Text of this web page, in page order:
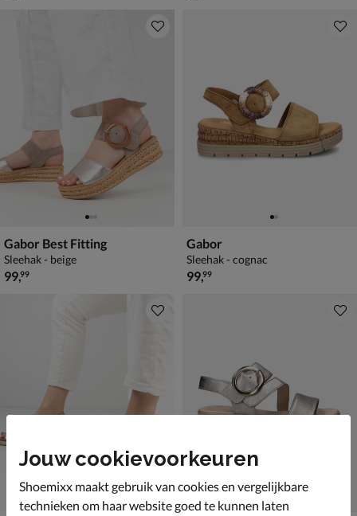
Gabor Best Fitting
Sleehak - beige
€ 99,99
99,99
Gabor
Sleehak - cognac
€ 99,99
99,99
Jouw cookievoorkeuren
Shoemixx maakt gebruik van cookies en vergelijkbare
technieken om haar website goed te kunnen laten